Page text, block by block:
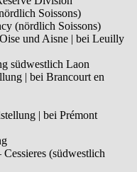
Soissons)
(nördlich Soissons)
und Aisne | bei Leuilly
südwestlich Laon
| bei Brancourt en
| bei Prémont
(südwestlich